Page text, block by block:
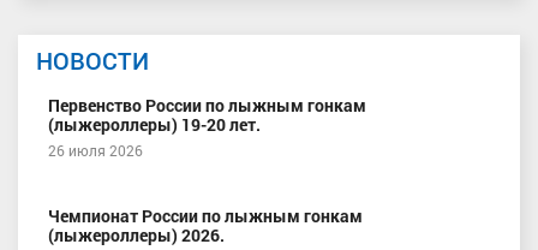
НОВОСТИ
Первенство России по лыжным гонкам
(лыжероллеры) 19-20 лет.
26 июля 2026
Чемпионат России по лыжным гонкам
(лыжероллеры) 2026.